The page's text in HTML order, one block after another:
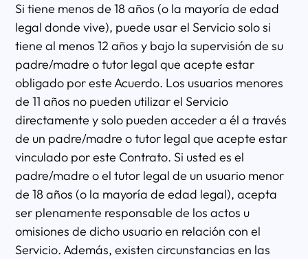
Si tiene menos de 18 años (o la mayoría de edad
legal donde vive), puede usar el Servicio solo si
tiene al menos 12 años y bajo la supervisión de su
padre/madre o tutor legal que acepte estar
obligado por este Acuerdo. Los usuarios menores
de 11 años no pueden utilizar el Servicio
directamente y solo pueden acceder a él a través
de un padre/madre o tutor legal que acepte estar
vinculado por este Contrato. Si usted es el
padre/madre o el tutor legal de un usuario menor
de 18 años (o la mayoría de edad legal), acepta
ser plenamente responsable de los actos u
omisiones de dicho usuario en relación con el
Servicio. Además, existen circunstancias en las